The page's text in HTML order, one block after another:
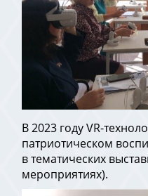
В 2023 году VR-
патриотическом
в тематических
мероприятиях).